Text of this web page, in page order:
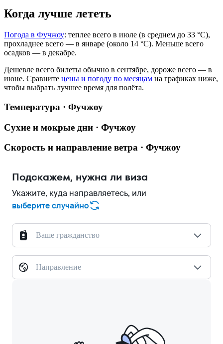
Когда лучше лететь
Погода в Фучжоу: теплее всего в июле (в среднем до 33 °C),
прохладнее всего — в январе (около 14 °C). Меньше всего
осадков — в декабре.
Дешевле всего билеты обычно в сентябре, дороже всего — в
июне. Сравните цены и погоду по месяцам на графиках ниже,
чтобы выбрать лучшее время для полёта.
Температура · Фучжоу
Сухие и мокрые дни · Фучжоу
Скорость и направление ветра · Фучжоу
Подскажем, нужна ли виза
Укажите, куда направляетесь, или
выберите случайно
Ваше гражданство
Направление